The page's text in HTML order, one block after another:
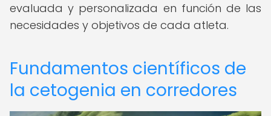
evaluada y personalizada en función de las
necesidades y objetivos de cada atleta.
Fundamentos científicos de
la cetogenia en corredores